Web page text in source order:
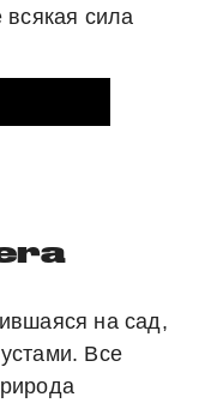
сила
на сад,
Все